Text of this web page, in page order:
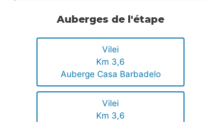
Auberges de l'étape
Vilei
Km 3,6
Auberge Casa Barbadelo
Vilei
Km 3,6